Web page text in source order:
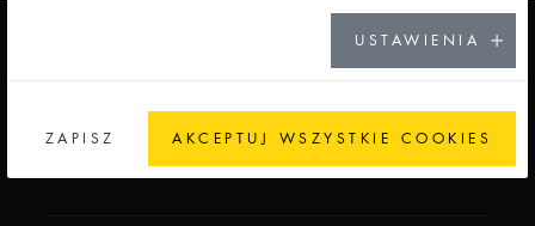
KARIERA
IDŹ DO KARIERY
USTAWIENIA
ZAPISZ AKCEPTUJ WSZYSTKIE COOKIES